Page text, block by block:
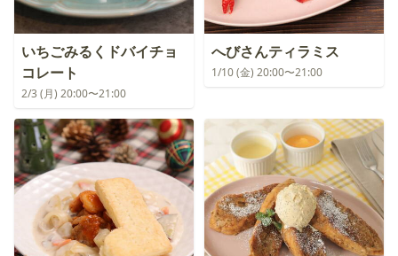
いちごみるくドバイチョ
コレート
2/3 (月) 20:00〜21:00
へびさんティラミス
1/10 (金) 20:00〜21:00